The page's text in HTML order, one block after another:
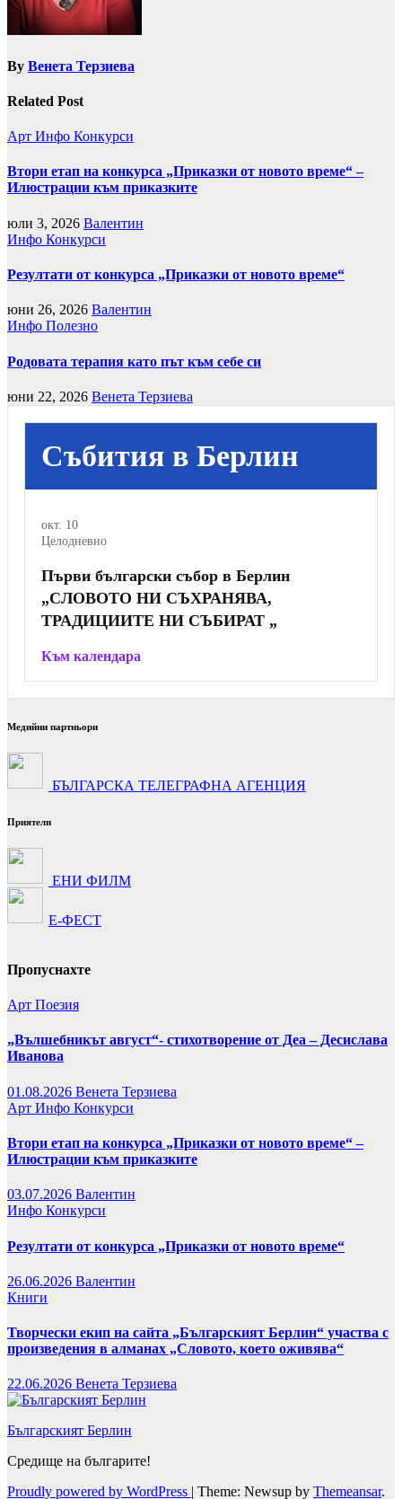
By Венета Терзиева
Related Post
Арт Инфо Конкурси
Втори етап на конкурса „Приказки от новото време“ –
Илюстрации към приказките
юли 3, 2026 Валентин
Инфо Конкурси
Резултати от конкурса „Приказки от новото време“
юни 26, 2026 Валентин
Инфо Полезно
Родовата терапия като път към себе си
юни 22, 2026 Венета Терзиева
Събития в Берлин
окт. 10
Целодневно
Първи български събор в Берлин
„СЛОВОТО НИ СЪХРАНЯВА,
ТРАДИЦИИТЕ НИ СЪБИРАТ „
Към календара
Медийни партньори
БЪЛГАРСКА ТЕЛЕГРАФНА АГЕНЦИЯ
Приятели
ЕНИ ФИЛМ
Е-ФЕСТ
Пропуснахте
Арт Поезия
„Вълшебникът август“- стихотворение от Деа – Десислава
Иванова
01.08.2026 Венета Терзиева
Арт Инфо Конкурси
Втори етап на конкурса „Приказки от новото време“ –
Илюстрации към приказките
03.07.2026 Валентин
Инфо Конкурси
Резултати от конкурса „Приказки от новото време“
26.06.2026 Валентин
Книги
Творчески екип на сайта „Българският Берлин“ участва с
произведения в алманах „Словото, което оживява“
22.06.2026 Венета Терзиева
Българският Берлин
Средище на българите!
Proudly powered by WordPress | Theme: Newsup by Themeansar.